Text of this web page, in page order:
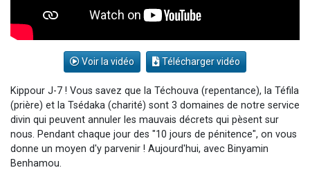
Voir la vidéo Télécharger vidéo
Kippour J-7 ! Vous savez que la Téchouva (repentance), la Téfila
(prière) et la Tsédaka (charité) sont 3 domaines de notre service
divin qui peuvent annuler les mauvais décrets qui pèsent sur
nous. Pendant chaque jour des "10 jours de pénitence", on vous
donne un moyen d'y parvenir ! Aujourd'hui, avec Binyamin
Benhamou.